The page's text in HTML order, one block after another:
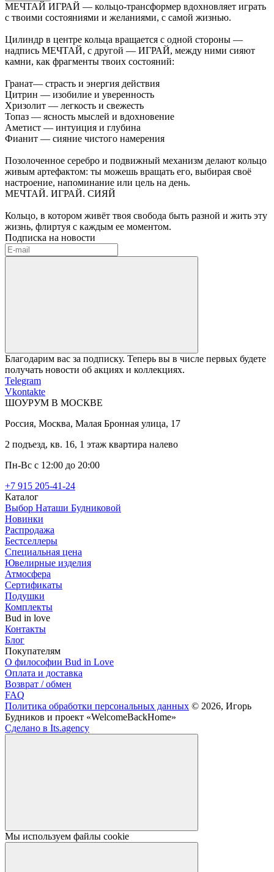
МЕЧТАЙ ИГРАЙ — кольцо-трансформер вдохновляет играть
с твоими состояниями и желаниями, с самой жизнью.
Цилиндр в центре кольца вращается с одной стороны —
надпись МЕЧТАЙ, с другой — ИГРАЙ, между ними сияют
камни, как фрагменты твоих состояний:
Гранат— страсть и энергия действия
Цитрин — изобилие и уверенность
Хризолит — легкость и свежесть
Топаз — ясность мыслей и вдохновение
Аметист — интуиция и глубина
Фианит — сияние чистого намерения
Позолоченное серебро и подвижный механизм делают кольцо
живым артефактом: ты можешь вращать его, выбирая своё
настроение, напоминание или цель на день.
МЕЧТАЙ. ИГРАЙ. СИЯЙ
Кольцо, в котором живёт твоя свобода быть разной и жить эту
жизнь, флиртуя с каждым ее моментом.
Подписка на новости
Благодарим вас за подписку. Теперь вы в числе первых будете
получать новости об акциях и коллекциях.
Telegram
Vkontakte
ШОУРУМ В МОСКВЕ
Россия, Москва, Малая Бронная улица, 17
2 подъезд, кв. 16, 1 этаж квартира налево
Пн-Вс с 12:00 до 20:00
+7 915 205-41-24
Каталог
Выбор Наташи Будниковой
Новинки
Распродажа
Бестселлеры
Специальная цена
Ювелирные изделия
Атмосфера
Сертификаты
Подушки
Комплекты
Bud in love
Контакты
Блог
Покупателям
О философии Bud in Love
Оплата и доставка
Возврат / обмен
FAQ
Политика обработки персональных данных © 2026, Игорь
Будников и проект «WelcomeBackHome»
Сделано в Its.agency
Мы используем файлы cookie